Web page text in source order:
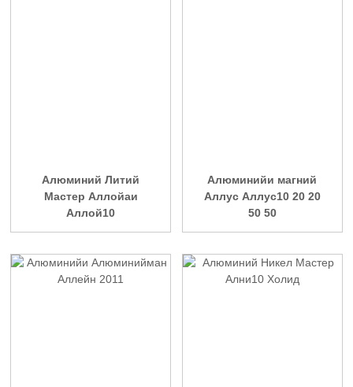
Алюминий Литий
Мастер Аллойаи
Аллой10
Алюминийи магний
Аллус Аллус10 20 20
50 50